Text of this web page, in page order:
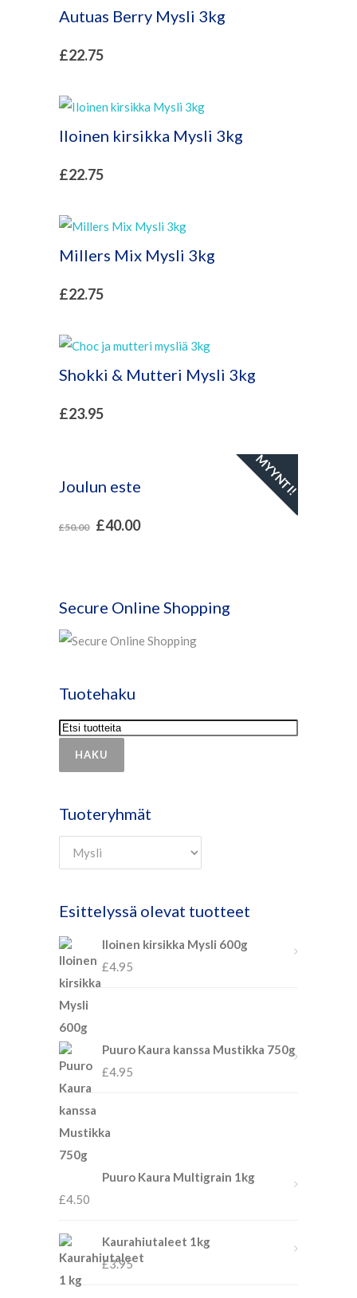
Autuas Berry Mysli 3kg
£22.75
Iloinen kirsikka Mysli 3kg
£22.75
Millers Mix Mysli 3kg
£22.75
Shokki & Mutteri Mysli 3kg
£23.95
MYYNTI!
Joulun este
£50.00 £40.00
Secure Online Shopping
Tuotehaku
HAKU
Tuoteryhmät
Esittelyssä olevat tuotteet
Iloinen kirsikka Mysli 600g
£4.95
Puuro Kaura kanssa Mustikka 750g
£4.95
Puuro Kaura Multigrain 1kg
£4.50
Kaurahiutaleet 1kg
£3.95